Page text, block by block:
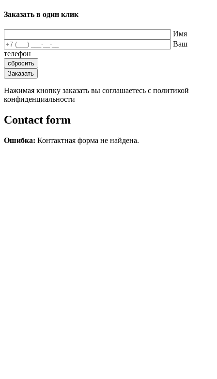
Заказать в один клик
Имя
Ваш
телефон
Нажимая кнопку заказать вы соглашаетесь с политикой
конфиденциальности
Contact form
Ошибка: Контактная форма не найдена.